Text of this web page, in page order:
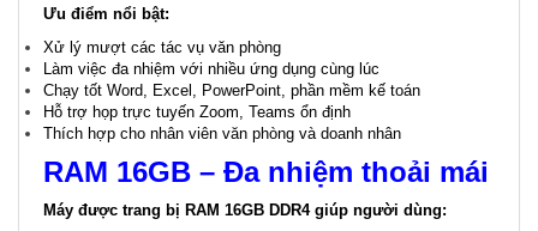
Ưu điểm nổi bật:
Xử lý mượt các tác vụ văn phòng
Làm việc đa nhiệm với nhiều ứng dụng cùng lúc
Chạy tốt Word, Excel, PowerPoint, phần mềm kế toán
Hỗ trợ họp trực tuyến Zoom, Teams ổn định
Thích hợp cho nhân viên văn phòng và doanh nhân
RAM 16GB – Đa nhiệm thoải mái
Máy được trang bị RAM 16GB DDR4 giúp người dùng: